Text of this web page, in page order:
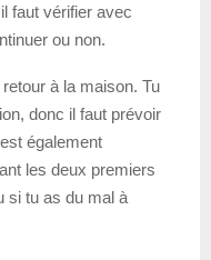
faut vérifier avec
ou non.
à la maison. Tu
donc il faut prévoir
également
les deux premiers
si tu as du mal à